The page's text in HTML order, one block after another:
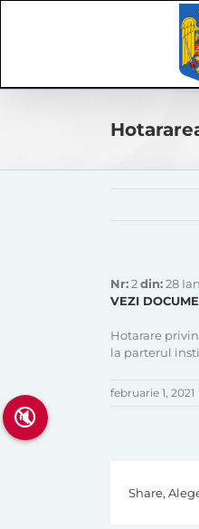
Nr:2din:28
VEZI
Hotarare
la parterul
februarie 1, 2021
Share,
🔇